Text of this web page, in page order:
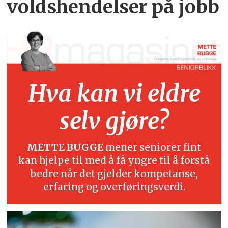
voldshendelser på jobb
Hva kan vi eldre
selv gjøre?
METTE BUGGE mener seniorer fint
kan hjelpe til med å få yngre til å forstå
bedre når det gjelder kompetanse,
erfaring og overføringsverdi.